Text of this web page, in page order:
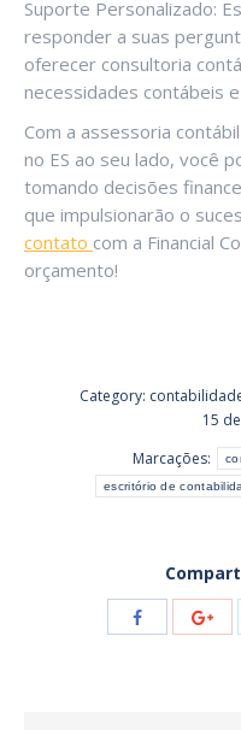
Suporte Personalizado:
responder a suas
oferecer consultoria
necessidades contábeis
Com a assessoria
no ES ao seu lado, você
tomando decisões
que impulsionarão o
contato com a Financial
orçamento!
Category:
15
Marcações:
escritório de